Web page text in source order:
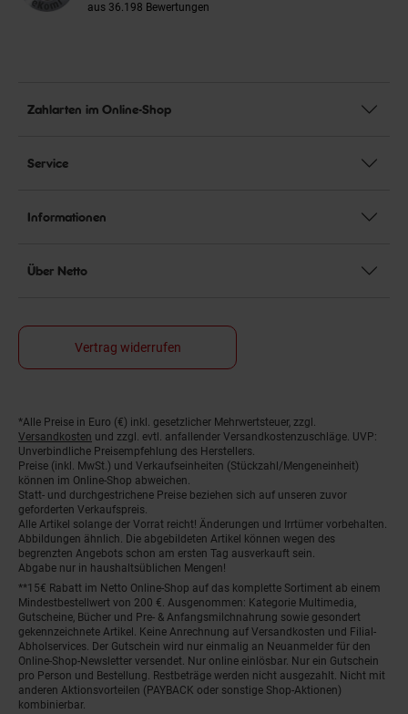
aus 36.198 Bewertungen
Zahlarten im Online-Shop
Service
Informationen
Über Netto
Vertrag widerrufen
Fußnoten
*Alle Preise in Euro (€) inkl. gesetzlicher Mehrwertsteuer, zzgl.
Versandkosten und zzgl. evtl. anfallender Versandkostenzuschläge. UVP:
Unverbindliche Preisempfehlung des Herstellers.
Preise (inkl. MwSt.) und Verkaufseinheiten (Stückzahl/Mengeneinheit)
können im Online-Shop abweichen.
Statt- und durchgestrichene Preise beziehen sich auf unseren zuvor
geforderten Verkaufspreis.
Alle Artikel solange der Vorrat reicht! Änderungen und Irrtümer vorbehalten.
Abbildungen ähnlich. Die abgebildeten Artikel können wegen des
begrenzten Angebots schon am ersten Tag ausverkauft sein.
Abgabe nur in haushaltsüblichen Mengen!
**15€ Rabatt im Netto Online-Shop auf das komplette Sortiment ab einem
Mindestbestellwert von 200 €. Ausgenommen: Kategorie Multimedia,
Gutscheine, Bücher und Pre- & Anfangsmilchnahrung sowie gesondert
gekennzeichnete Artikel. Keine Anrechnung auf Versandkosten und Filial-
Abholservices. Der Gutschein wird nur einmalig an Neuanmelder für den
Online-Shop-Newsletter versendet. Nur online einlösbar. Nur ein Gutschein
pro Person und Bestellung. Restbeträge werden nicht ausgezahlt. Nicht mit
anderen Aktionsvorteilen (PAYBACK oder sonstige Shop-Aktionen)
kombinierbar.